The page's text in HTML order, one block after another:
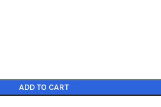
ADD TO CART